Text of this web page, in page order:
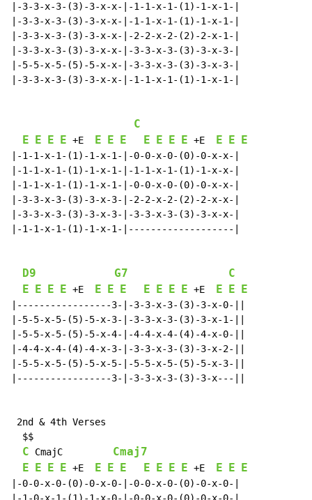
|-3-3-x-3-(3)-3-x-x-|-1-1-x-1-(1)-1-x-1-|
|-3-3-x-3-(3)-3-x-x-|-1-1-x-1-(1)-1-x-1-|
|-3-3-x-3-(3)-3-x-x-|-2-2-x-2-(2)-2-x-1-|
|-3-3-x-3-(3)-3-x-x-|-3-3-x-3-(3)-3-x-3-|
|-5-5-x-5-(5)-5-x-x-|-3-3-x-3-(3)-3-x-3-|
|-3-3-x-3-(3)-3-x-x-|-1-1-x-1-(1)-1-x-1-|
C
E
E E E +E E E E E E E E +E E E E
|-1-1-x-1-(1)-1-x-1-|-0-0-x-0-(0)-0-x-x-|
|-1-1-x-1-(1)-1-x-1-|-1-1-x-1-(1)-1-x-x-|
|-1-1-x-1-(1)-1-x-1-|-0-0-x-0-(0)-0-x-x-|
|-3-3-x-3-(3)-3-x-3-|-2-2-x-2-(2)-2-x-x-|
|-3-3-x-3-(3)-3-x-3-|-3-3-x-3-(3)-3-x-x-|
|-1-1-x-1-(1)-1-x-1-|-------------------|
D9 G7
C
E
E E E +E E E E E E E E +E E E E
|-----------------3-|-3-3-x-3-(3)-3-x-0-||
|-5-5-x-5-(5)-5-x-3-|-3-3-x-3-(3)-3-x-1-||
|-5-5-x-5-(5)-5-x-4-|-4-4-x-4-(4)-4-x-0-||
|-4-4-x-4-(4)-4-x-3-|-3-3-x-3-(3)-3-x-2-||
|-5-5-x-5-(5)-5-x-5-|-5-5-x-5-(5)-5-x-3-||
|-----------------3-|-3-3-x-3-(3)-3-x---||
2nd & 4th Verses
  $$
C CmajC Cmaj7
E
E E E +E E E E E E E E +E E E E
|-0-0-x-0-(0)-0-x-0-|-0-0-x-0-(0)-0-x-0-|